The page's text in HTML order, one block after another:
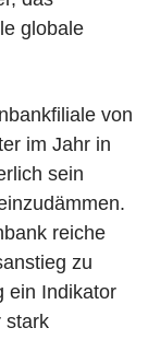
globale
von
im Jahr in
sein
reiche
zu
ein Indikator
stark